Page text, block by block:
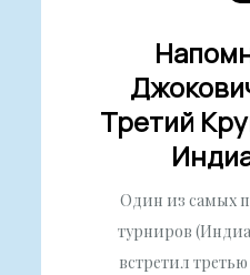
Третий
Один из самых
турниров
встретил